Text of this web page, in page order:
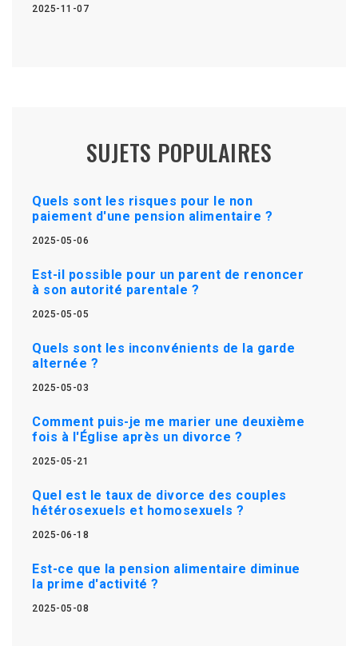
2025-11-07
SUJETS POPULAIRES
Quels sont les risques pour le non
paiement d'une pension alimentaire ?
2025-05-06
Est-il possible pour un parent de renoncer
à son autorité parentale ?
2025-05-05
Quels sont les inconvénients de la garde
alternée ?
2025-05-03
Comment puis-je me marier une deuxième
fois à l'Église après un divorce ?
2025-05-21
Quel est le taux de divorce des couples
hétérosexuels et homosexuels ?
2025-06-18
Est-ce que la pension alimentaire diminue
la prime d'activité ?
2025-05-08